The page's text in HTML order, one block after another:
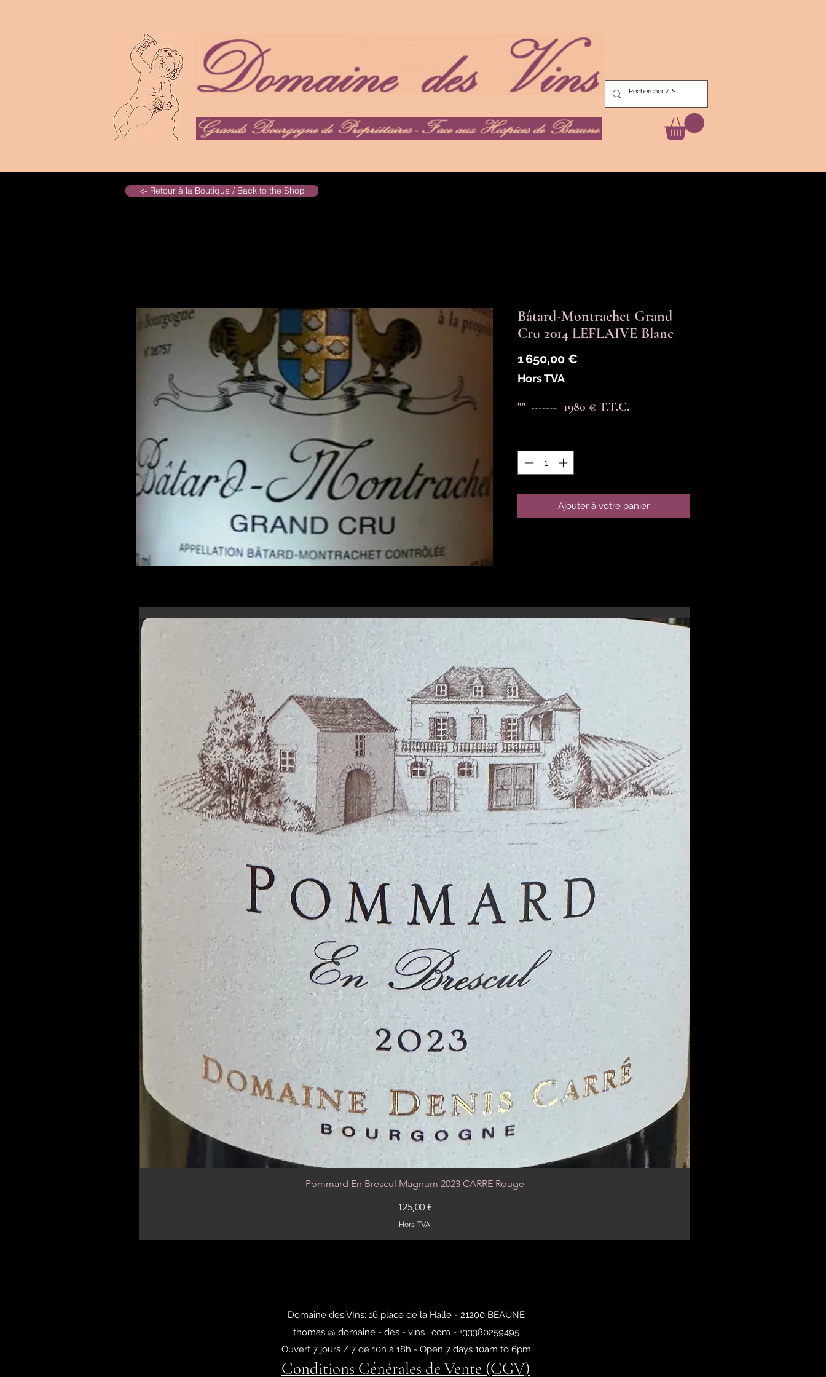
<- Retour à la Boutique / Back to the Shop
Aperçu rapide
Pommard En Brescul Magnum 2023 CARRE Rouge
Prix
125,00 €
Hors TVA
Bâtard-Montrachet Grand
Cru 2014 LEFLAIVE Blanc
1 650,00 €
Hors TVA
""  -------  1980 € T.T.C.
Ajouter à votre panier
Domaine des VIns: 16 place de la Halle - 21200 BEAUNE
thomas @ domaine - des - vins . com - +33380259495
Ouvert 7 jours / 7 de 10h à 18h - Open 7 days 10am to 6pm
Conditions Générales de Vente (CGV)